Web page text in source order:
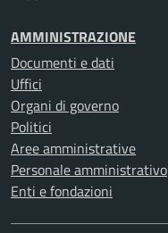
AMMINISTRAZIONE
Documenti e dati
Uffici
Organi di governo
Politici
Aree amministrative
Personale amministrativo
Enti e fondazioni